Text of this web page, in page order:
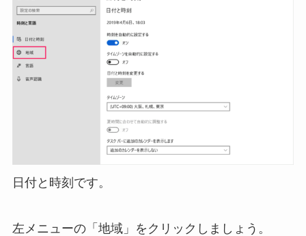
日付と時刻です。
左メニューの「地域」をクリックしましょう。